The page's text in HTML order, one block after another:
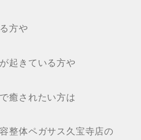
方や
起きている方や
癒されたい方は
整体ペガサス久宝寺店の